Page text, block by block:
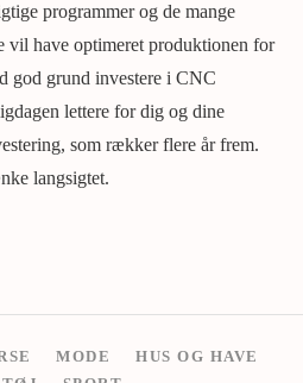
programmer og de mange
vil have optimeret produktionen for
god grund investere i CNC
lettere for dig og dine
som rækker flere år frem.
langsigtet.
MODE
HUS OG HAVE